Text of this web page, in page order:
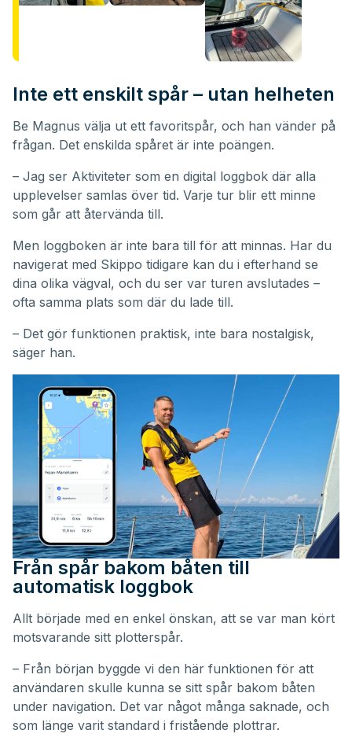
Inte ett enskilt spår – utan helheten
Be Magnus välja ut ett favoritspår, och han vänder på
frågan. Det enskilda spåret är inte poängen.
– Jag ser Aktiviteter som en digital loggbok där alla
upplevelser samlas över tid. Varje tur blir ett minne
som går att återvända till.
Men loggboken är inte bara till för att minnas. Har du
navigerat med Skippo tidigare kan du i efterhand se
dina olika vägval, och du ser var turen avslutades –
ofta samma plats som där du lade till.
– Det gör funktionen praktisk, inte bara nostalgisk,
säger han.
Från spår bakom båten till
automatisk loggbok
Allt började med en enkel önskan, att se var man kört
motsvarande sitt plotterspår.
– Från början byggde vi den här funktionen för att
användaren skulle kunna se sitt spår bakom båten
under navigation. Det var något många saknade, och
som länge varit standard i fristående plottrar.